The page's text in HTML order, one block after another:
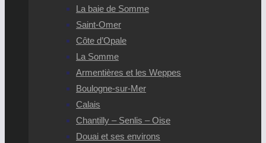
La baie de Somme
Saint-Omer
Côte d’Opale
La Somme
Armentières et les Weppes
Boulogne-sur-Mer
Calais
Chantilly – Senlis – Oise
Douai et ses environs